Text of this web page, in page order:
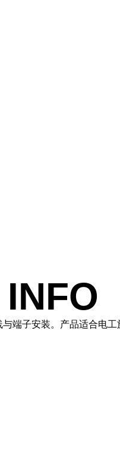
INFO
端子安装。产品适合电